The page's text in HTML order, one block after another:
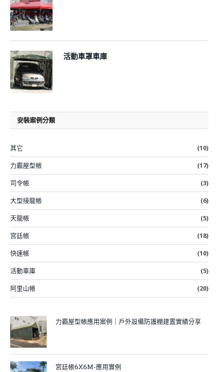
活動車罩車庫
安裝案例分類
其它
(10)
力霸屋型帳
(17)
司令帳
(3)
大型接龍帳
(6)
天龍帳
(5)
宮廷帳
(18)
快速帳
(10)
活動車庫
(5)
阿里山帳
(20)
力霸屋型帳應用案例｜戶外設備防護棚建置實績分享
宮廷帳6X6M-應用實例